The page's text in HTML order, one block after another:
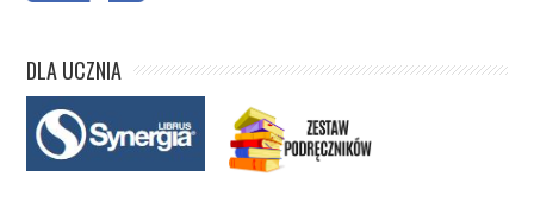
DLA UCZNIA